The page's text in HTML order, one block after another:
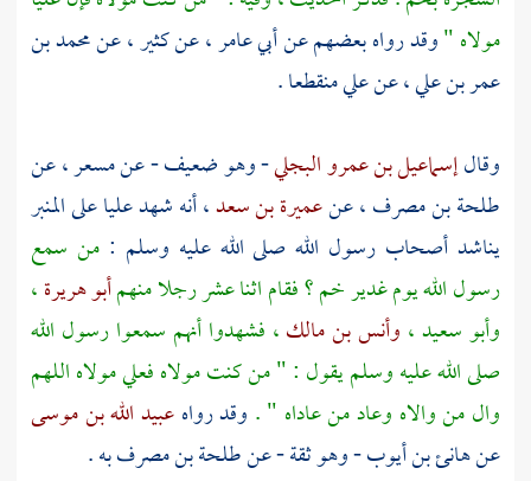
مولاه "وقد رواه بعضهم عنأبي عامر، عنكثير، عنمحمد بن
عمر بن علي، عنعليمنقطعا .
وقالإسماعيل بن عمرو البجلي- وهو ضعيف - عنمسعر، عن
طلحة بن مصرف، عنعميرة بن سعد، أنه شهدعلياعلى المنبر
يناشد أصحاب رسول الله صلى الله عليه وسلم : من سمع
رسول الله يومغدير خم ؟فقام اثنا عشر رجلا منهمأبو هريرة،
وأبو سعيد، وأنس بن مالك، فشهدوا أنهم سمعوا رسول الله
صلى الله عليه وسلم يقول : " من كنت مولاهفعليمولاه اللهم
وال من والاه وعاد من عاداه " . وقد رواهعبيد الله بن موسى
عنهانئ بن أيوب- وهو ثقة - عنطلحة بن مصرفبه .